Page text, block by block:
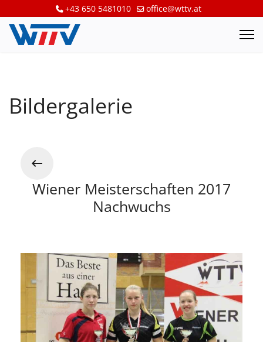
+43 650 5481010 office@wttv.at
Bildergalerie
Wiener Meisterschaften 2017
Nachwuchs